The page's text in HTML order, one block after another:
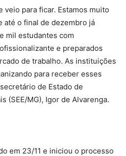
veio para ficar. Estamos muito
até o final de dezembro já
mil estudantes com
e preparados
de trabalho. As instituições
para receber esses
de Estado de
(SEE/MG), Igor de Alvarenga.
em 23/11 e iniciou o processo